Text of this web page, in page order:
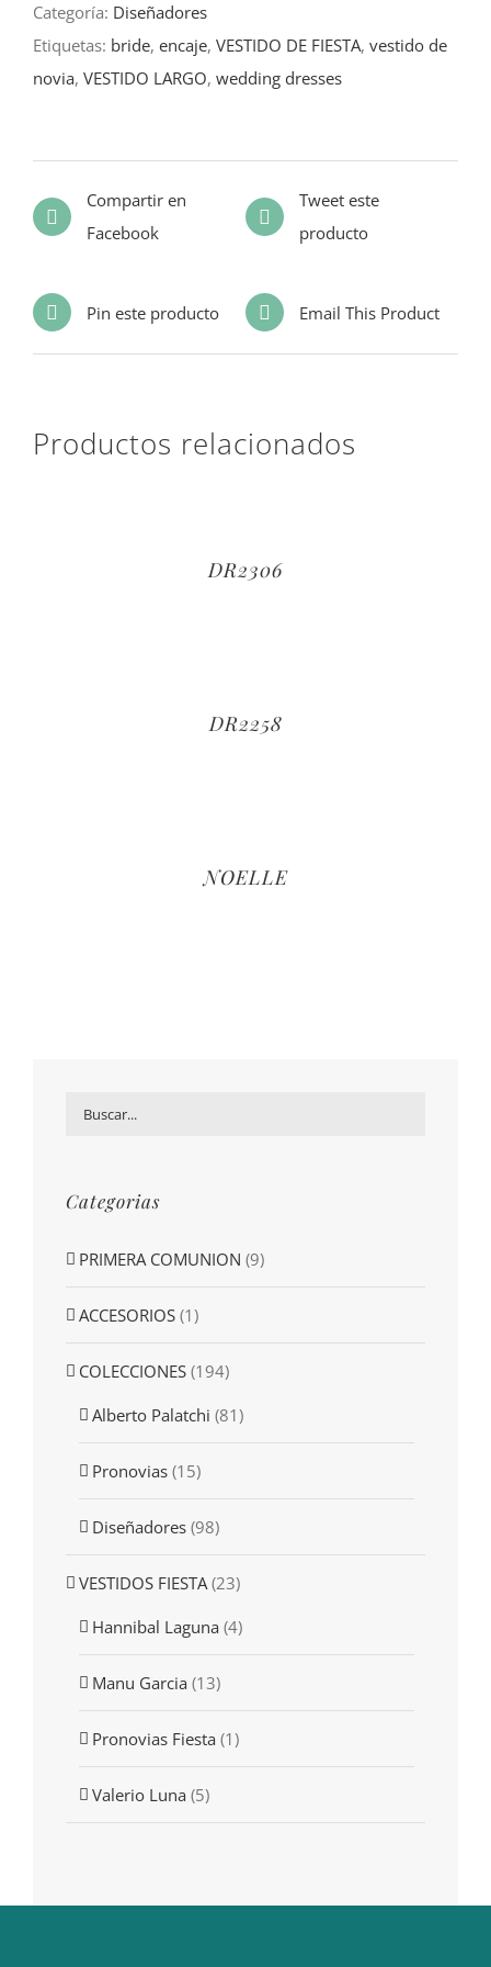
Categoría: Diseñadores
Etiquetas: bride, encaje, VESTIDO DE FIESTA, vestido de
novia, VESTIDO LARGO, wedding dresses
Compartir en
Facebook
Tweet este
producto
Pin este producto Email This Product
Productos relacionados
DR2306
DR2258
NOELLE
Categorias
PRIMERA COMUNION (9)
ACCESORIOS (1)
COLECCIONES (194)
Alberto Palatchi (81)
Pronovias (15)
Diseñadores (98)
VESTIDOS FIESTA (23)
Hannibal Laguna (4)
Manu Garcia (13)
Pronovias Fiesta (1)
Valerio Luna (5)